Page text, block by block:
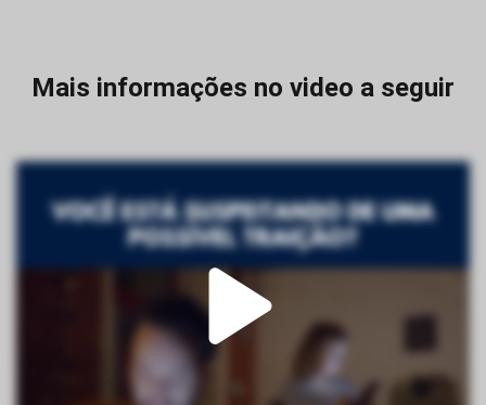
Mais informações no video a seguir